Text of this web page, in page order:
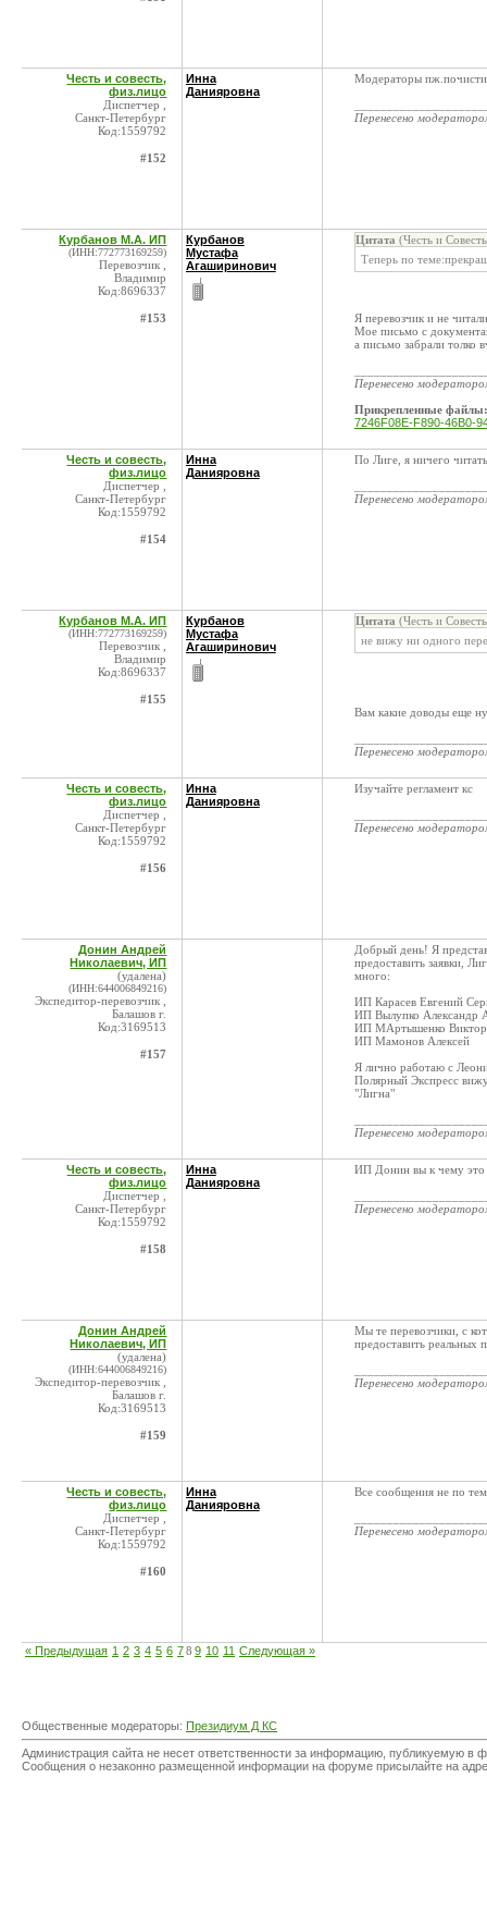
Честь и совесть,
физ.лицо
Диспетчер ,
Санкт-Петербург
Код:1559792
#152
Инна
Данияровна
Модераторы
Перенесено
Курбанов М.А. ИП
(ИНН:772773169259)
Перевозчик ,
Владимир
Код:8696337
#153
Курбанов
Мустафа
Агаширинович
Цитата (Честь и
Теперь по
Я перевозчик и не
Мое письмо с
а письмо забрали толко
Перенесено
Прикрепленные файлы:
7246F08E-F890-46B0-
Честь и совесть,
физ.лицо
Диспетчер ,
Санкт-Петербург
Код:1559792
#154
Инна
Данияровна
По Лиге, я ничего
Перенесено
Курбанов М.А. ИП
(ИНН:772773169259)
Перевозчик ,
Владимир
Код:8696337
#155
Курбанов
Мустафа
Агаширинович
Цитата (Честь и
не вижу ни одного
Вам какие доводы еще
Перенесено
Честь и совесть,
физ.лицо
Диспетчер ,
Санкт-Петербург
Код:1559792
#156
Инна
Данияровна
Изучайте регламент кс
Перенесено
Донин Андрей
Николаевич, ИП
(удалена)
(ИНН:644006849216)
Экспедитор-перевозчик ,
Балашов г.
Код:3169513
#157
Добрый день! Я
предоставить заявки,
много:
ИП Карасев Евгений
ИП Вылупко Александр
ИП МАртышенко Виктор
ИП Мамонов Алексей
Я лично работаю с
Полярный Экспресс
"Лигна"
Перенесено
Честь и совесть,
физ.лицо
Диспетчер ,
Санкт-Петербург
Код:1559792
#158
Инна
Данияровна
ИП Донин вы к чему это
Перенесено
Донин Андрей
Николаевич, ИП
(удалена)
(ИНН:644006849216)
Экспедитор-перевозчик ,
Балашов г.
Код:3169513
#159
Мы те перевозчики, с
предоставить реальных
Перенесено
Честь и совесть,
физ.лицо
Диспетчер ,
Санкт-Петербург
Код:1559792
#160
Инна
Данияровна
Все сообщения не по
Перенесено
« Предыдущая 1 2 3 4 5 6 78 9 10 11 Следующая »
Общественные модераторы: Президиум Д КС
Администрация сайта не несет ответственности за информацию, публикуемую
Сообщения о незаконно размещенной информации на форуме присылайте на